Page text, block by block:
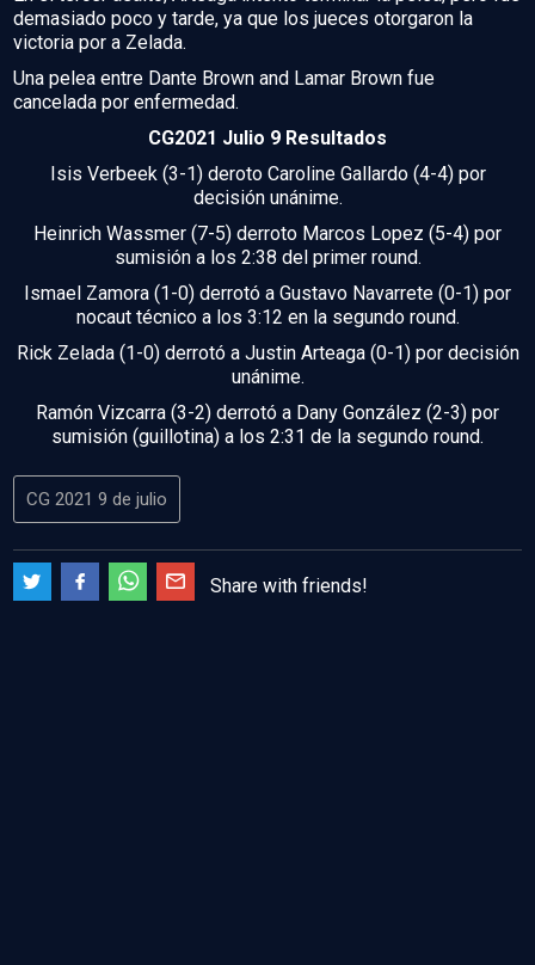
demasiado poco y tarde, ya que los jueces otorgaron la
victoria por a Zelada.
Una pelea entre Dante Brown and Lamar Brown fue
cancelada por enfermedad.
CG2021 Julio 9 Resultados
Isis Verbeek (3-1) deroto Caroline Gallardo (4-4) por
decisión unánime.
Heinrich Wassmer (7-5) derroto Marcos Lopez (5-4) por
sumisión a los 2:38 del primer round.
Ismael Zamora (1-0) derrotó a Gustavo Navarrete (0-1) por
nocaut técnico a los 3:12 en la segundo round.
Rick Zelada (1-0) derrotó a Justin Arteaga (0-1) por decisión
unánime.
Ramón Vizcarra (3-2) derrotó a Dany González (2-3) por
sumisión (guillotina) a los 2:31 de la segundo round.
CG 2021 9 de julio
Share with friends!